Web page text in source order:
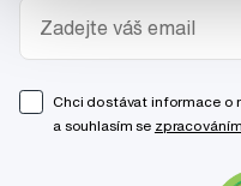
Chci dostávat informace o
a souhlasím se